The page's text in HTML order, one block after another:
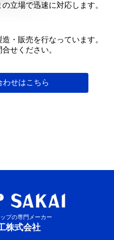
立場で迅速に対応します。
・販売を行なっています。
せください。
わせはこちら
プの専門メーカー
株式会社